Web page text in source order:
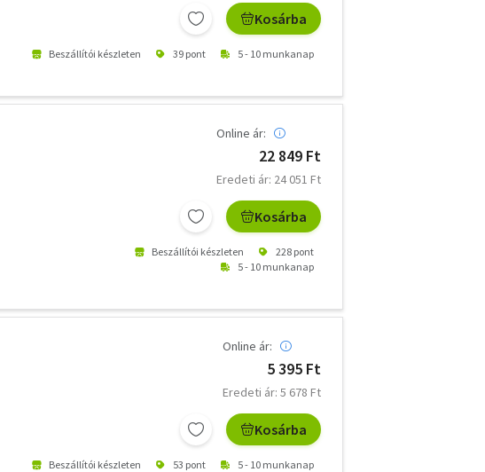
Kosárba
Beszállítói készleten 39 pont 5 - 10 munkanap
Online ár:
22 849 Ft
Eredeti ár: 24 051 Ft
Kosárba
Beszállítói készleten
228 pont
5 - 10 munkanap
Online ár:
5 395 Ft
Eredeti ár: 5 678 Ft
Kosárba
Beszállítói készleten 53 pont 5 - 10 munkanap